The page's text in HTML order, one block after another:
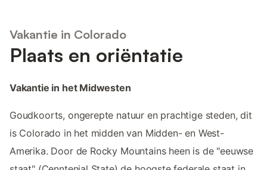
Vakantie in Colorado
Plaats en oriëntatie
Vakantie in het Midwesten
Goudkoorts, ongerepte natuur en prachtige steden, dit
is Colorado in het midden van Midden- en West-
Amerika. Door de Rocky Mountains heen is de "eeuwse